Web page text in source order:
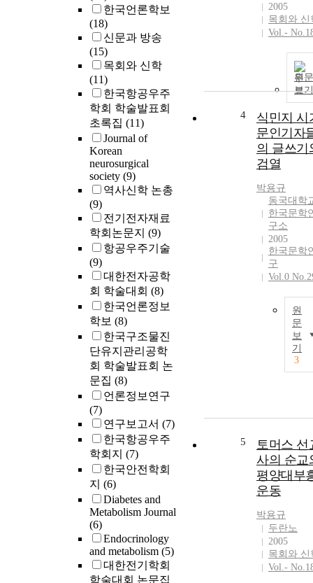
한국언론학보
(18)
신문과 방송
(15)
목회와 신학
(11)
한국항공우주
학회 학술발표회
초록집 (11)
Journal of
Korean
neurosurgical
society (9)
역사신학 논총
(9)
전기전자재료
학회논문지 (9)
항공우주기술
(9)
대한전자공학
회 학술대회 (8)
한국언론정보
학보 (8)
한국구조물진
단유지관리공학
회 학술발표회 논
문집 (8)
언론정보연구
(7)
연구보고서 (7)
한국항공우주
학회지 (7)
한국안전학회
지 (6)
Diabetes and
Metabolism Journal
(6)
Endocrinology
and metabolism (5)
대한전기학회
학술대회 논문집
2005
목회와 신
Vol.-
원문
보기
4
식민지 시
문인기자
의 글쓰기
검열
박용규
동국대학
한국문학
구소
2005
한국문학
구
Vol.0
원
문
보
기
3
5
토머스 선
사의 순교
평양대부
운동
박용규
두란노
2005
목회와 신
Vol.-